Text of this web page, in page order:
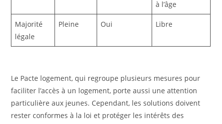
à l’âge
Majorité
légale
Pleine Oui Libre
Le Pacte logement, qui regroupe plusieurs mesures pour
faciliter l’accès à un logement, porte aussi une attention
particulière aux jeunes. Cependant, les solutions doivent
rester conformes à la loi et protéger les intérêts des